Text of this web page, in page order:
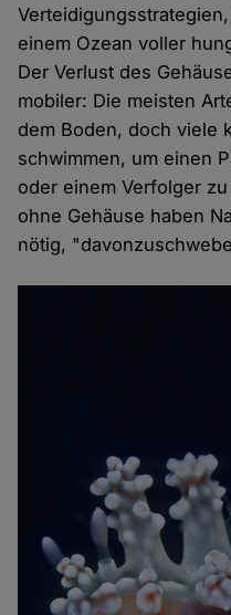
einem Ozean voller
Der Verlust des
mobiler: Die meisten
dem Boden, doch viele
schwimmen, um einen
oder einem Verfolger
ohne Gehäuse haben
nötig,